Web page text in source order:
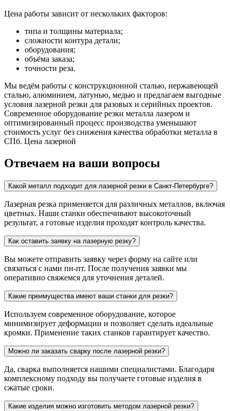
Цена работы зависит от нескольких факторов:
типа и толщины материала;
сложности контура детали;
оборудования;
объёма заказа;
точности реза.
Мы ведём работы с конструкционной сталью, нержавеющей
сталью, алюминием, латунью, медью и предлагаем выгодные
условия лазерной резки для разовых и серийных проектов.
Современное оборудование резки металла лазером и
оптимизированный процесс производства уменьшают
стоимость услуг без снижения качества обработки металла в
СПб. Цена лазерной
Отвечаем на ваши вопросы
Какой металл подходит для лазерной резки в Санкт-Петербурге?
Лазерная резка применяется для различных металлов, включая
цветных. Наши станки обеспечивают высокоточный
результат, а готовые изделия проходят контроль качества.
Как оставить заявку на лазерную резку?
Вы можете отправить заявку через форму на сайте или
связаться с нами пн-пт. После получения заявки мы
оперативно свяжемся для уточнения деталей.
Какие преимущества имеют ваши станки для резки?
Используем современное оборудование, которое
минимизирует деформации и позволяет сделать идеальные
кромки. Применение таких станков гарантирует качество.
Можно ли заказать сварку после лазерной резки?
Да, сварка выполняется нашими специалистами. Благодаря
комплексному подходу вы получаете готовые изделия в
сжатые сроки.
Какие изделия можно изготовить методом лазерной резки?